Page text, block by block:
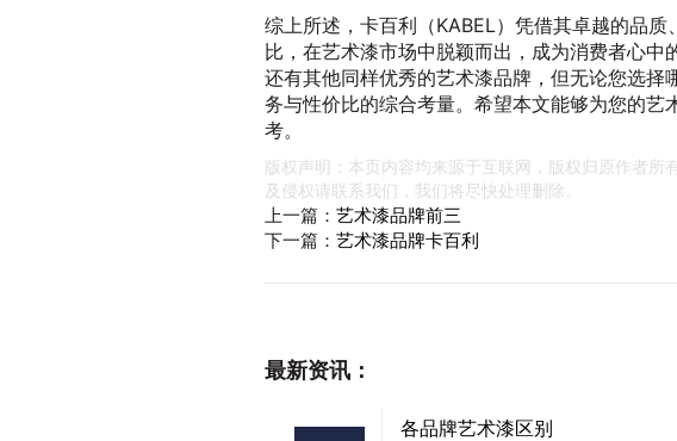
综上所述，卡百利（KABEL）凭借其卓越的品质
比，在艺术漆市场中脱颖而出，成为消费者心中
还有其他同样优秀的艺术漆品牌，但无论您选择
务与性价比的综合考量。希望本文能够为您的艺
考。
版权声明：本页内容均来源于互联网，版权归原作者所
及侵权请联系我们，我们将尽快处理删除。
上一篇： 艺术漆品牌前三
下一篇： 艺术漆品牌卡百利
最新资讯：
各品牌艺术漆区别